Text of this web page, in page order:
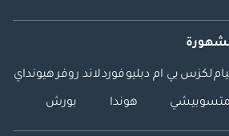
لكزس بي ام دبليوفوردلاند روفرهيونداي
متسوبيشي هوندا بورش